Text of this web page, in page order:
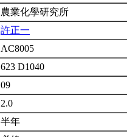
農業化學研究所
許正一
AC8005
623 D1040
09
2.0
半年